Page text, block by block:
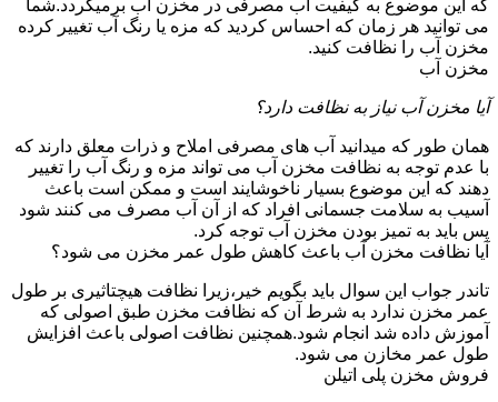
که این موضوع به کیفیت آب مصرفی در مخزن آب برمیگردد.شما
می توانید هر زمان که احساس کردید که مزه یا رنگ آب تغییر کرده
مخزن آب را نظافت کنید.
مخزن آب
آیا مخزن آب نیاز به نظافت دارد؟
همان طور که میدانید آب های مصرفی املاح و ذرات معلق دارند که
با عدم توجه به نظافت مخزن آب می تواند مزه و رنگ آب را تغییر
دهند که این موضوع بسیار ناخوشایند است و ممکن است باعث
آسیب به سلامت جسمانی افراد که از آن آب مصرف می کنند شود
پس باید به تمیز بودن مخزن آب توجه کرد.
آیا نظافت مخزن آب باعث کاهش طول عمر مخزن می شود؟
تاندر جواب این سوال باید بگویم خیر،زیرا نظافت هیچتاثیری بر طول
عمر مخزن ندارد به شرط آن که نظافت مخزن طبق اصولی که
آموزش داده شد انجام شود.همچنین نظافت اصولی باعث افزایش
طول عمر مخازن می شود.
فروش مخزن پلی اتیلن